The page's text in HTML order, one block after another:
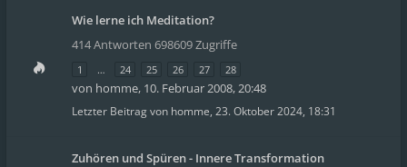
Wie lerne ich Meditation?
414 Antworten 698609 Zugriffe
1 … 24 25 26 27 28
von homme, 10. Februar 2008, 20:48
Letzter Beitrag von homme, 23. Oktober 2024, 18:31
Zuhören und Spüren - Innere Transformation